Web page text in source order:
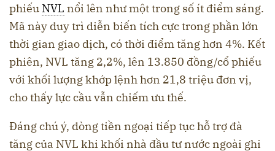
phiếu NVL nổi lên như một trong số ít điểm sáng.
Mã này duy trì diễn biến tích cực trong phần lớn
thời gian giao dịch, có thời điểm tăng hơn 4%. Kết
phiên, NVL tăng 2,2%, lên 13.850 đồng/cổ phiếu
với khối lượng khớp lệnh hơn 21,8 triệu đơn vị,
cho thấy lực cầu vẫn chiếm ưu thế.
Đáng chú ý, dòng tiền ngoại tiếp tục hỗ trợ đà
tăng của NVL khi khối nhà đầu tư nước ngoài ghi